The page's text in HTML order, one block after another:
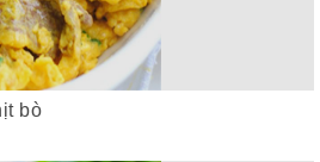
bò